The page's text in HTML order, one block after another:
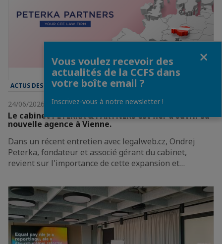
ACTUS DES ENTREPRISES
24/06/2026
Le cabinet PETERKA & PARTNERS est fier d'ouvrir sa
nouvelle agence à Vienne.
Dans un récent entretien avec legalweb.cz, Ondrej
Peterka, fondateur et associé gérant du cabinet,
revient sur l'importance de cette expansion et…
Vous voulez recevoir des
actualités de la CCFS dans
votre boîte email ?
Inscrivez-vous à notre newsletter !